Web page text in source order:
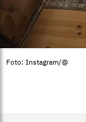
Foto: Instagram/@